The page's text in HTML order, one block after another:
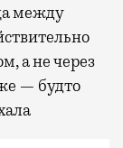
между
а не через
— будто